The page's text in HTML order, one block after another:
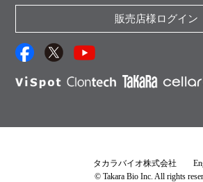
抗体検索サイト
資料請求 核酸抽出・精製カタログ
サンプル請求一覧
プロトコール集
販売店様ログイン
タカラバイオ株式会社
© Takara Bio Inc. All rights